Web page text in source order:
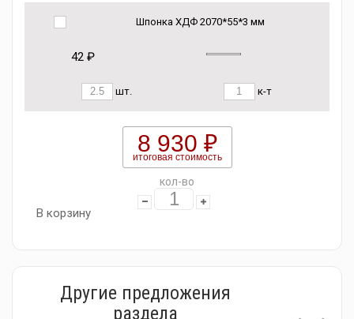
Шпонка ХДФ 2070*55*3 мм
42 ₽
шт. к-т
8 930 ₽
итоговая стоимость
кол-во
В корзину
Другие предложения
раздела